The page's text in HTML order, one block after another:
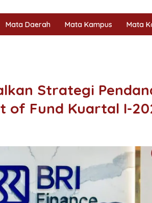
Mata Daerah Mata Kampus Mata
Strategi
of Fund Kuartal I-